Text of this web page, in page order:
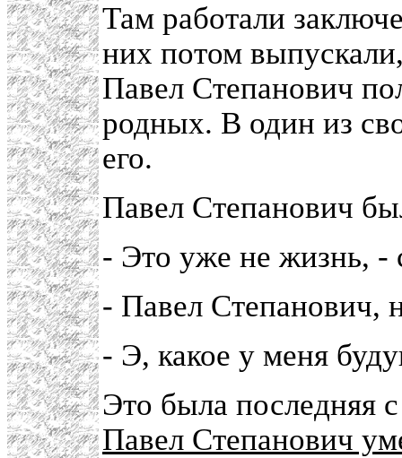
Там работали
них потом
Павел Степанович
родных. В один из
его.
Павел Степанович
- Это уже не жизнь, -
- Павел Степанович,
- Э, какое у меня
Это была последняя
Павел Степанович